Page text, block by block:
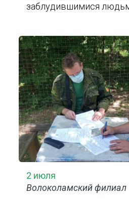
заблудившимися
2 июля
Волоколамский филиал